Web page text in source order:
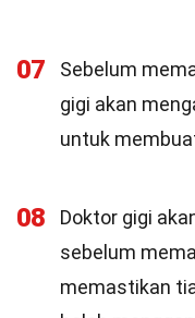
07
Sebelum
gigi akan
untuk
08
Doktor gigi
sebelum
memastikan